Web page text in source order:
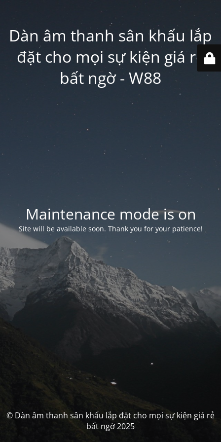
Dàn âm thanh sân khấu lắp
đặt cho mọi sự kiện giá rẻ
bất ngờ - W88
Maintenance mode is on
Site will be available soon. Thank you for your patience!
© Dàn âm thanh sân khấu lắp đặt cho mọi sự kiện giá rẻ
bất ngờ 2025